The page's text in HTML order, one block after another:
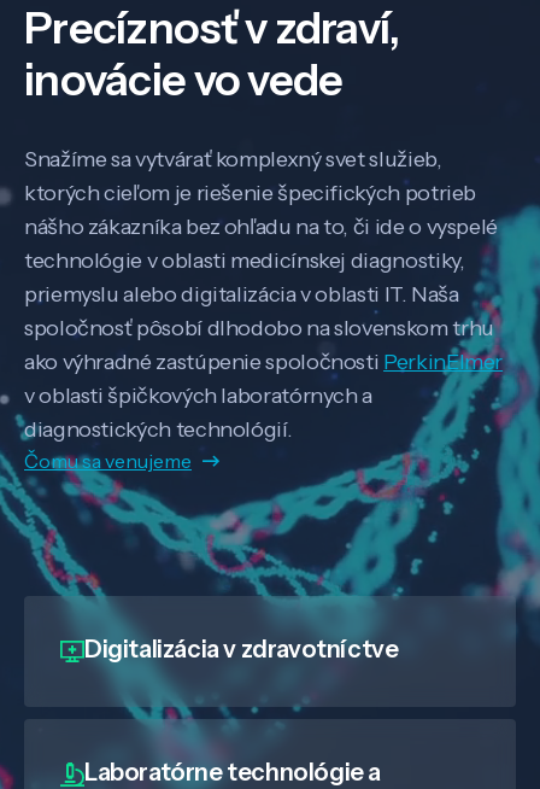
Precíznosť v zdraví,
inovácie vo vede
Snažíme sa vytvárať komplexný svet služieb,
ktorých cieľom je riešenie špecifických potrieb
nášho zákazníka bez ohľadu na to, či ide o vyspelé
technológie v oblasti medicínskej diagnostiky,
priemyslu alebo digitalizácia v oblasti IT. Naša
spoločnosť pôsobí dlhodobo na slovenskom trhu
ako výhradné zastúpenie spoločnosti PerkinElmer
v oblasti špičkových laboratórnych a
diagnostických technológií.
Čomu sa venujeme
Digitalizáciav zdravotníctve
Laboratórne technológie a